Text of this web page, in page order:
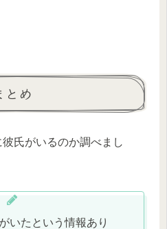
め
氏がいるのか調べまし
いたという情報あり